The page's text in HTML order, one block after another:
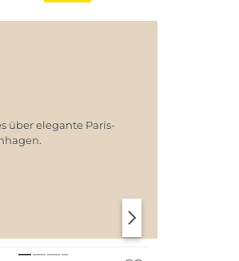
über elegante Paris-